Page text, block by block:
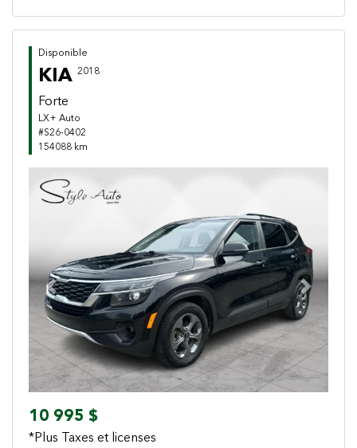
Disponible
KIA 2018
Forte
LX+ Auto
#S26-0402
154088 km
Previous Next
10 995 $
*Plus Taxes et licenses